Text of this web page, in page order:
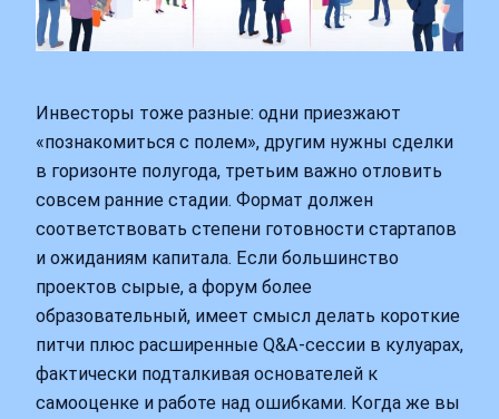
Инвесторы тоже разные: одни приезжают
«познакомиться с полем», другим нужны сделки
в горизонте полугода, третьим важно отловить
совсем ранние стадии. Формат должен
соответствовать степени готовности стартапов
и ожиданиям капитала. Если большинство
проектов сырые, а форум более
образовательный, имеет смысл делать короткие
питчи плюс расширенные Q&A-сессии в кулуарах,
фактически подталкивая основателей к
самооценке и работе над ошибками. Когда же вы